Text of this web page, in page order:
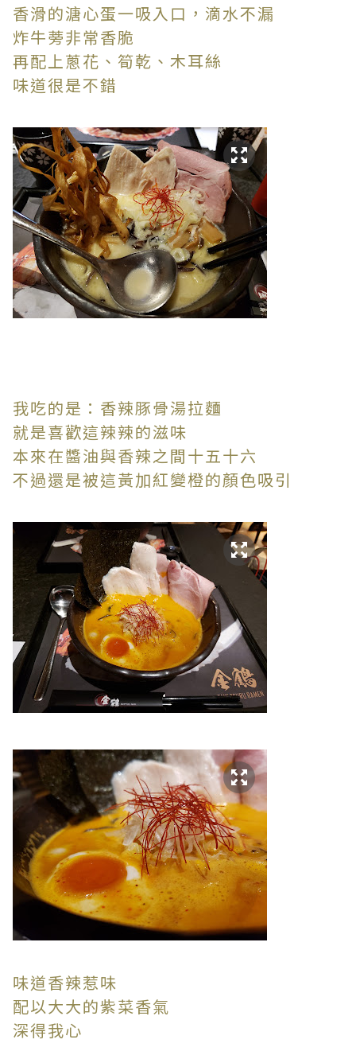
香滑的溏心蛋一吸入口，滴水不漏
炸牛蒡非常香脆
再配上蔥花、筍乾、木耳絲
味道很是不錯
我吃的是：香辣豚骨湯拉麵
就是喜歡這辣辣的滋味
本來在醬油與香辣之間十五十六
不過還是被這黃加紅變橙的顏色吸引
味道香辣惹味
配以大大的紫菜香氣
深得我心